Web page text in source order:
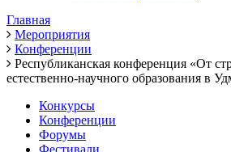
Главная
Мероприятия
Конференции
Республиканская конференция «От
естественно-научного образования в
Конкурсы
Конференции
Форумы
Фестивали